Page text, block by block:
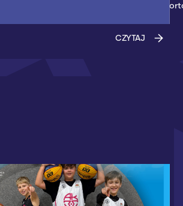
z Gdańska, która wspiera wydarzenia
CZYTAJ